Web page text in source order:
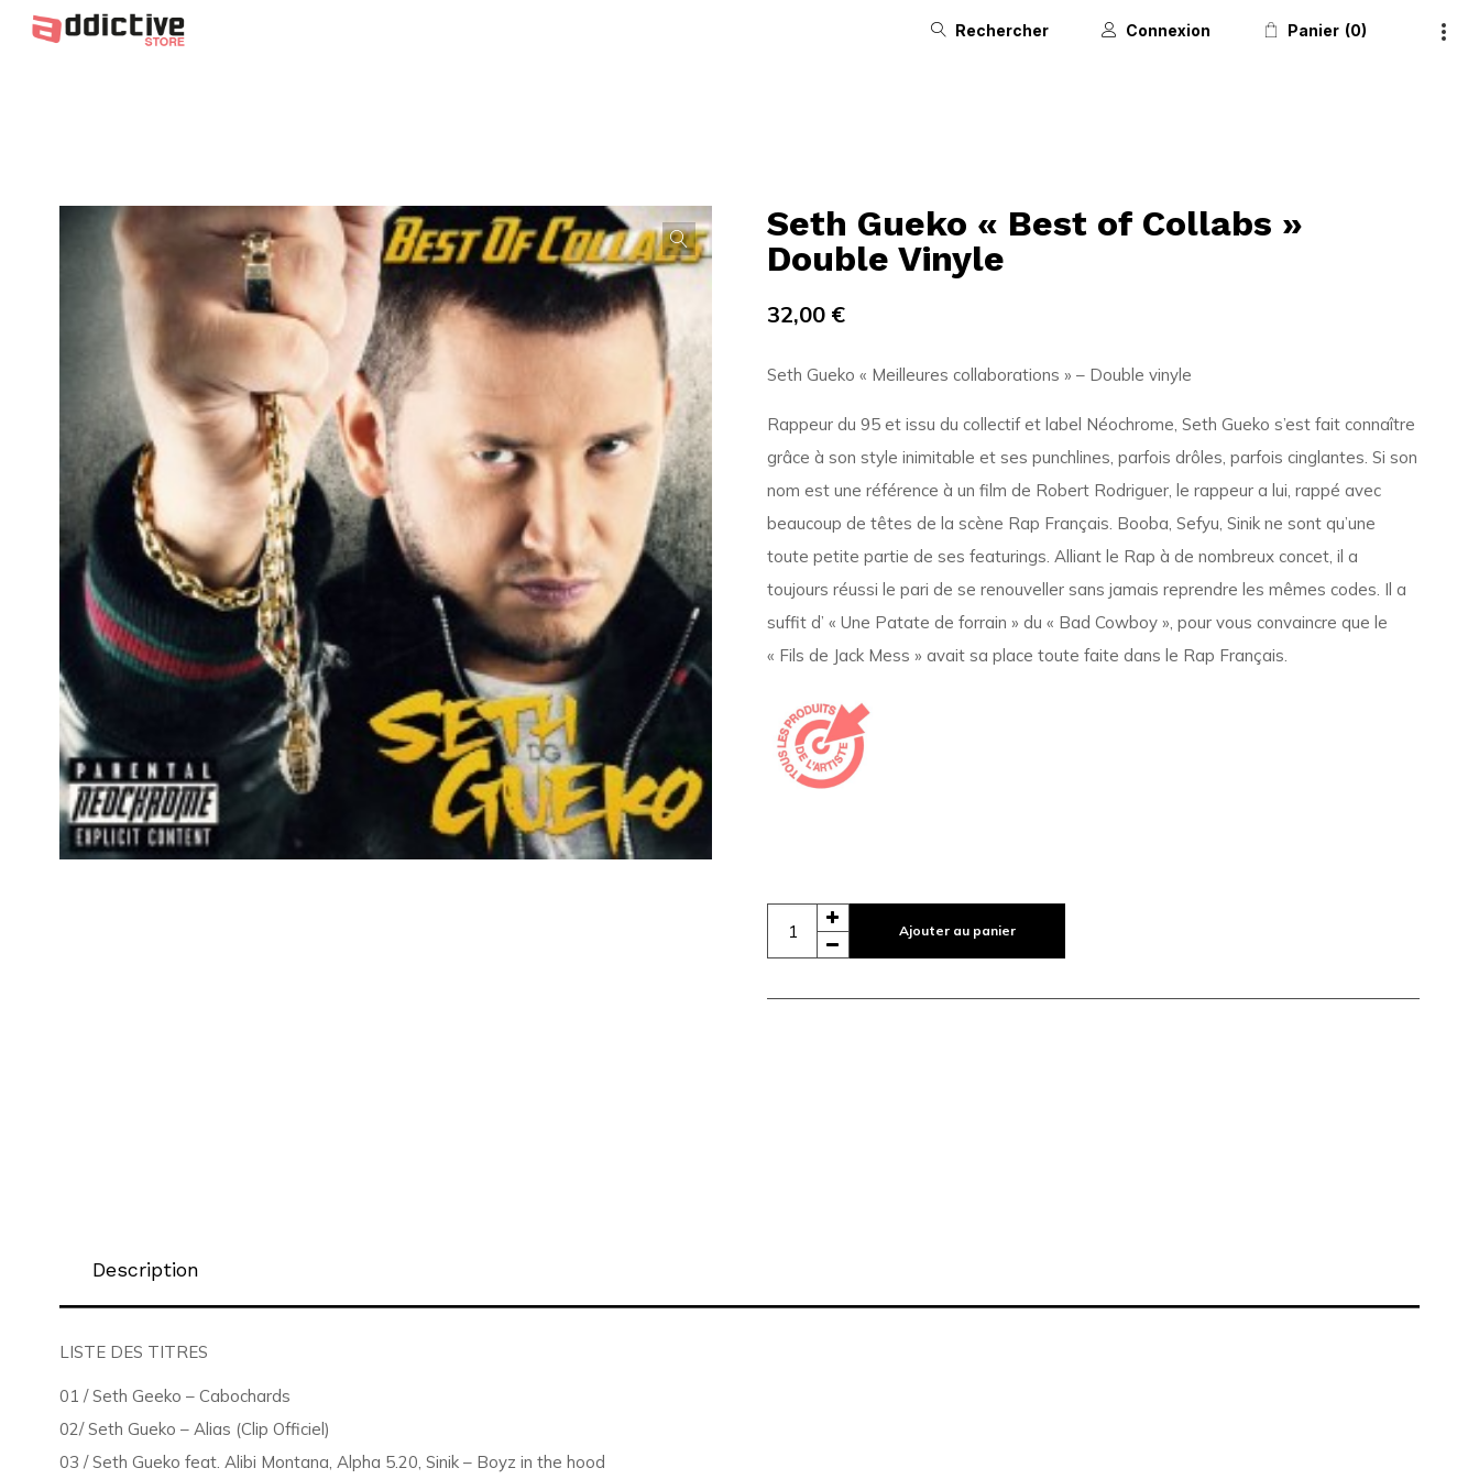
Rechercher Connexion Panier 0
Seth Gueko « Best of Collabs »
Double Vinyle
32,00 €
Seth Gueko « Meilleures collaborations » – Double vinyle
Rappeur du 95 et issu du collectif et label Néochrome, Seth Gueko s’est fait connaître
grâce à son style inimitable et ses punchlines, parfois drôles, parfois cinglantes. Si son
nom est une référence à un film de Robert Rodriguer, le rappeur a lui, rappé avec
beaucoup de têtes de la scène Rap Français. Booba, Sefyu, Sinik ne sont qu’une
toute petite partie de ses featurings. Alliant le Rap à de nombreux concet, il a
toujours réussi le pari de se renouveller sans jamais reprendre les mêmes codes. Il a
suffit d’ « Une Patate de forrain » du « Bad Cowboy », pour vous convaincre que le
« Fils de Jack Mess » avait sa place toute faite dans le Rap Français.
Ajouter au panier
Description
LISTE DES TITRES
01 / Seth Geeko – Cabochards
02/ Seth Gueko – Alias ​​​​(Clip Officiel)
03 / Seth Gueko feat. Alibi Montana, Alpha 5.20, Sinik – Boyz in the hood